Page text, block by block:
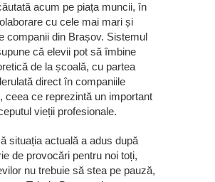
acum pe piața muncii, în
cu cele mai mari și
companii din Brașov. Sistemul
că elevii pot să îmbine
de la școală, cu partea
direct în companiile
ceea ce reprezintă un important
vieții profesionale.
situația actuală a adus după
de provocări pentru noi toți,
nu trebuie să stea pe pauză,